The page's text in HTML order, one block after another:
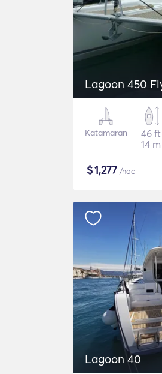
Lagoon 450
Katamaran
46 ft
14 m
$1,277 /noc
Lagoon 40